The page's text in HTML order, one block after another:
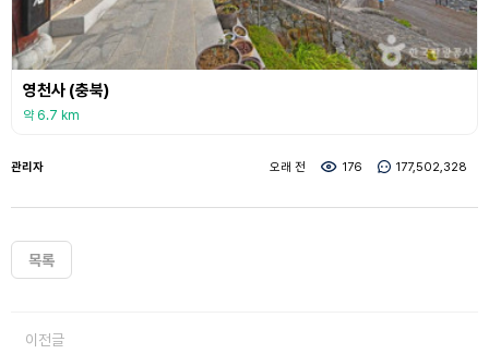
영천사 (충북)
약 6.7 km
관리자 오래 전 176 177,502,328
목록
이전글